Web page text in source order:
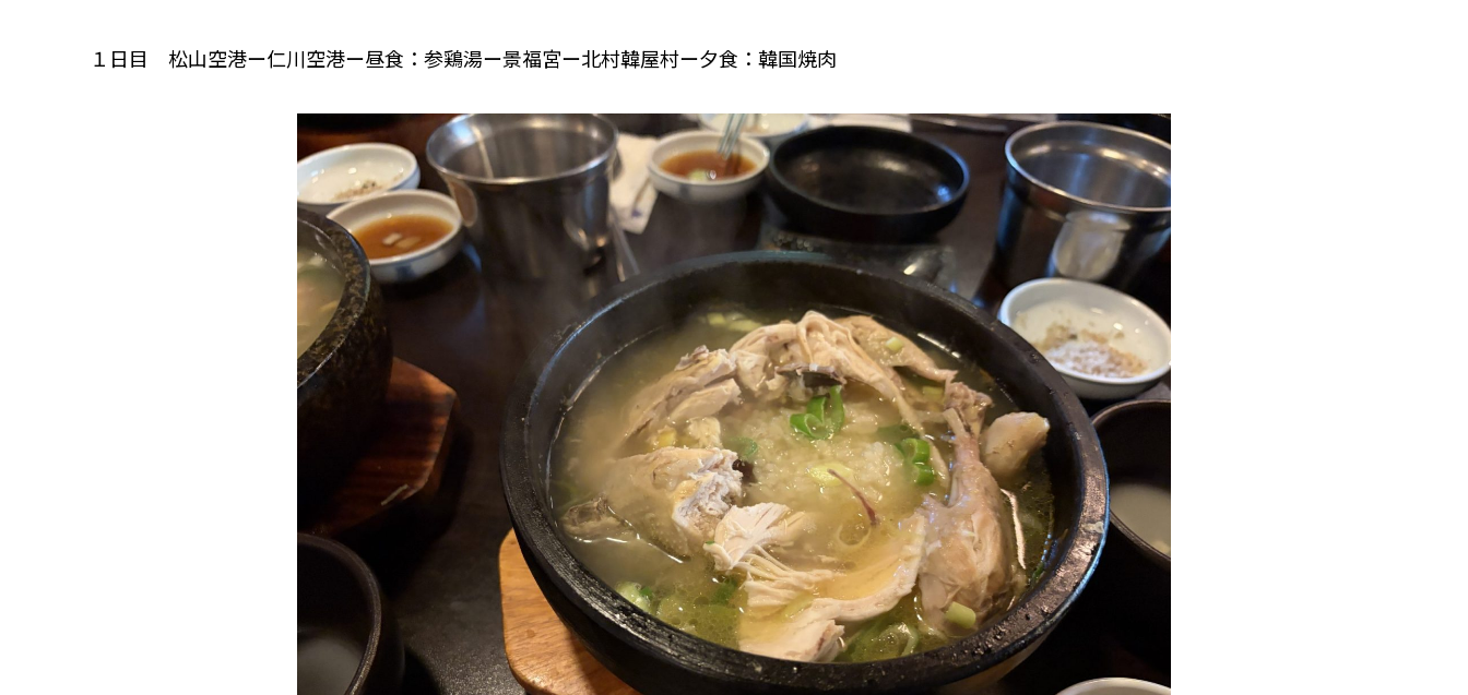
１日目 松山空港ー仁川空港ー昼食：参鶏湯ー景福宮ー北村韓屋村ー夕食：韓国焼肉